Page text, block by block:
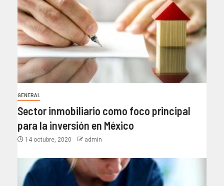
GENERAL
Sector inmobiliario como foco principal
para la inversión en México
14 octubre, 2020 admin